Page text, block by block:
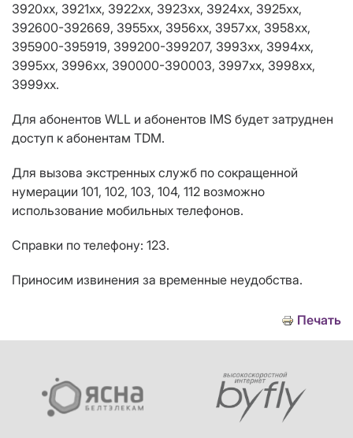
3920хх, 3921хх, 3922хх, 3923хх, 3924хх, 3925xx,
392600-392669, 3955хх, 3956хх, 3957хх, 3958хх,
395900-395919, 399200-399207, 3993хх, 3994хх,
3995хх, 3996хх, 390000-390003, 3997хх, 3998хх,
3999хх.
Для абонентов WLL и абонентов IMS будет затруднен
доступ к абонентам TDM.
Для вызова экстренных служб по сокращенной
нумерации 101, 102, 103, 104, 112 возможно
использование мобильных телефонов.
Справки по телефону: 123.
Приносим извинения за временные неудобства.
Печать